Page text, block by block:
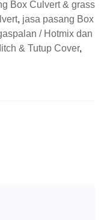
Box Culvert & grass
, jasa pasang Box
/ Hotmix dan
& Tutup Cover,